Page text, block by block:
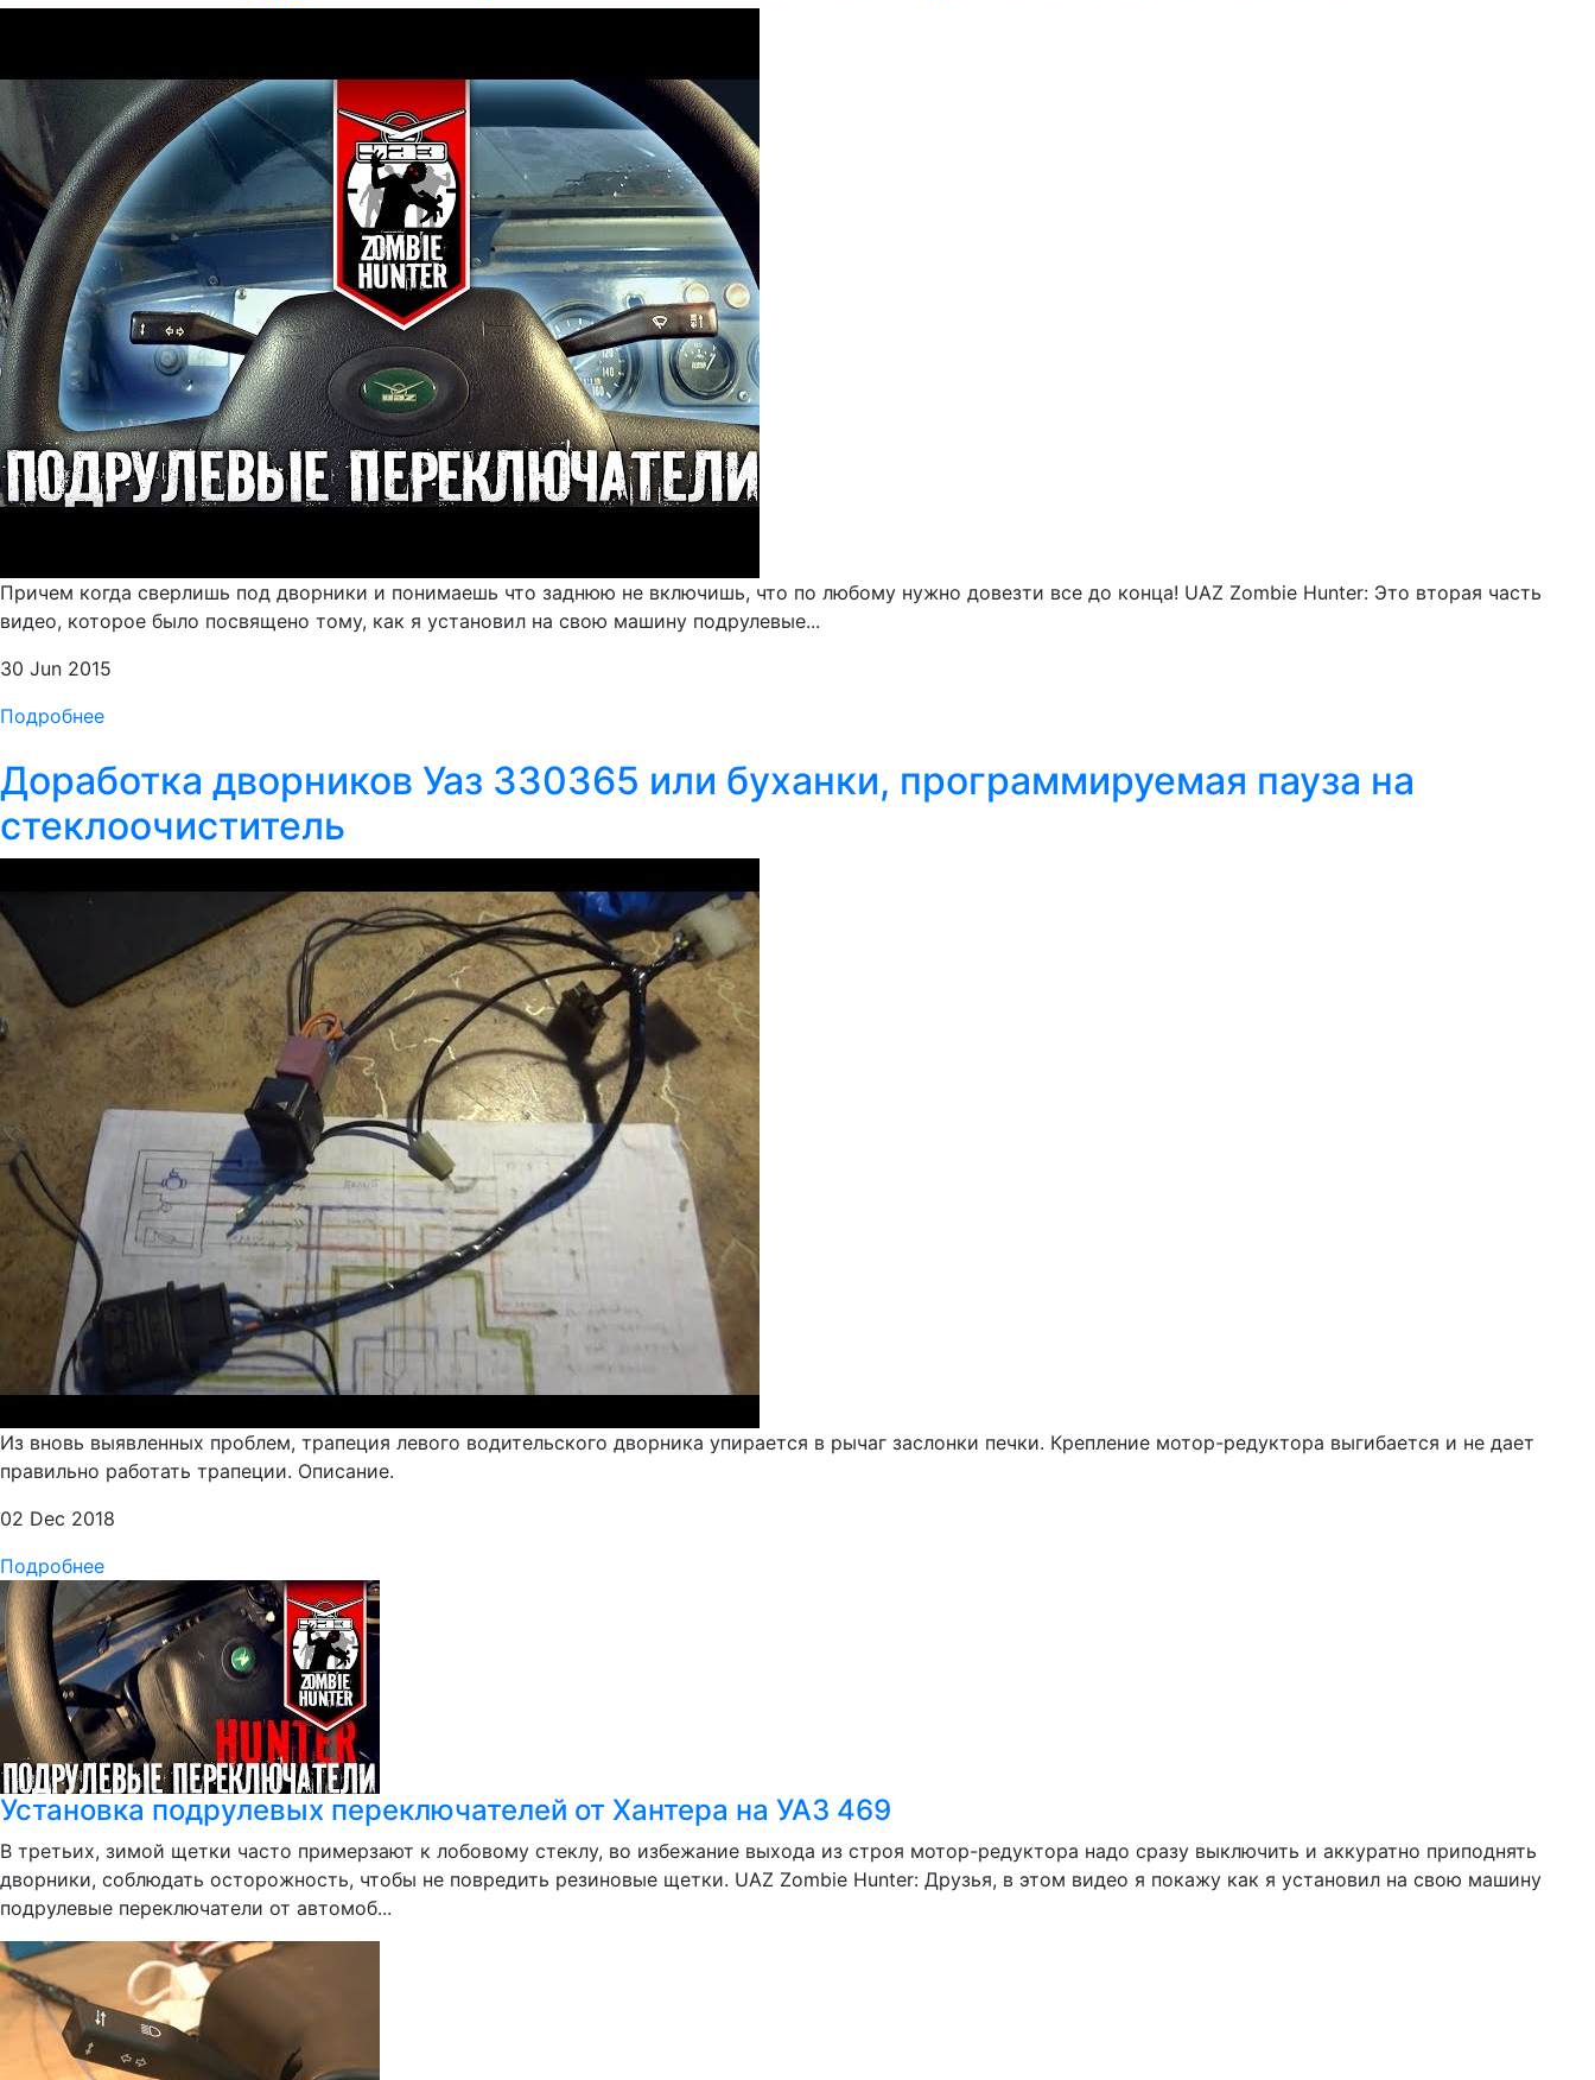
Причем когда сверлишь под дворники и понимаешь что заднюю не включишь, что по любому нужно довезти все до конца! UAZ Zombie Hunter: Это вторая часть
видео, которое было посвящено тому, как я установил на свою машину подрулевые...
30 Jun 2015
Подробнее
Доработка дворников Уаз 330365 или буханки, программируемая пауза на
стеклоочиститель
Из вновь выявленных проблем, трапеция левого водительского дворника упирается в рычаг заслонки печки. Крепление мотор-редуктора выгибается и не дает
правильно работать трапеции. Описание.
02 Dec 2018
Подробнее
Установка подрулевых переключателей от Хантера на УАЗ 469
В третьих, зимой щетки часто примерзают к лобовому стеклу, во избежание выхода из строя мотор-редуктора надо сразу выключить и аккуратно приподнять
дворники, соблюдать осторожность, чтобы не повредить резиновые щетки. UAZ Zombie Hunter: Друзья, в этом видео я покажу как я установил на свою машину
подрулевые переключатели от автомоб...